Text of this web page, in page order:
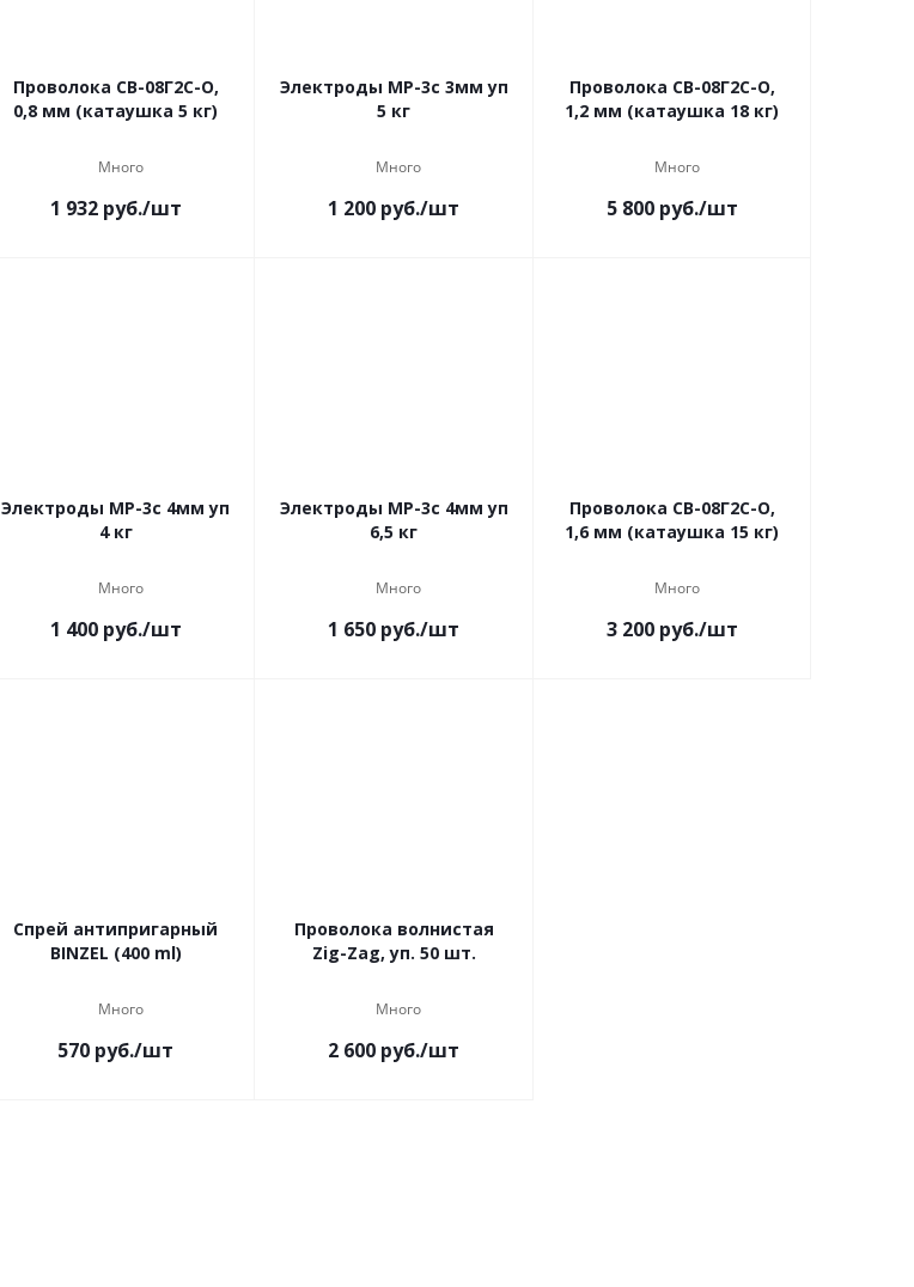
Проволока СВ-08Г2С-О,
0,8 мм (катаушка 5 кг)
Много
1 932руб./шт
Электроды МР-3с 3мм уп
5 кг
Много
1 200 руб./шт
Проволока СВ-08Г2С-О,
1,2 мм (катаушка 18 кг)
Много
5 800руб./шт
Электроды МР-3с 4мм уп
4 кг
Много
1 400руб./шт
Электроды МР-3с 4мм уп
6,5 кг
Много
1 650 руб./шт
Проволока СВ-08Г2С-О,
1,6 мм (катаушка 15 кг)
Много
3 200руб./шт
Спрей антипригарный
BINZEL (400 ml)
Много
570 руб./шт
Проволока волнистая
Zig-Zag, уп. 50 шт.
Много
2 600 руб./шт